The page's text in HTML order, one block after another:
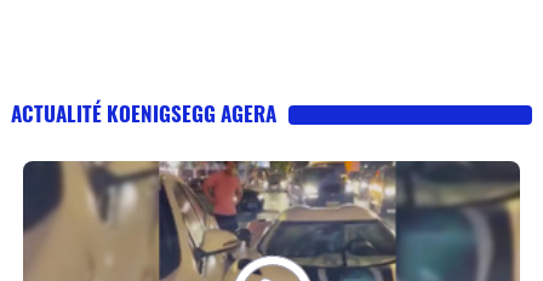
ACTUALITÉ KOENIGSEGG AGERA